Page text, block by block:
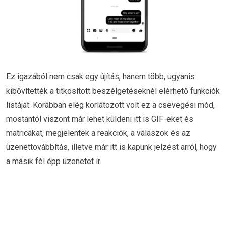
Ez igazából nem csak egy újítás, hanem több, ugyanis
kibővítették a titkosított beszélgetéseknél elérhető funkciók
listáját. Korábban elég korlátozott volt ez a csevegési mód,
mostantól viszont már lehet küldeni itt is GIF-eket és
matricákat, megjelentek a reakciók, a válaszok és az
üzenettovábbítás, illetve már itt is kapunk jelzést arról, hogy
a másik fél épp üzenetet ír.